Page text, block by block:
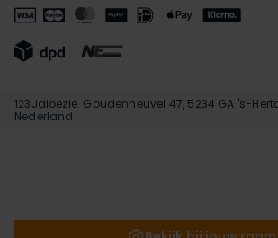
123Jaloezie. Goudenheuvel 47, 5234 GA 's-
Nederland